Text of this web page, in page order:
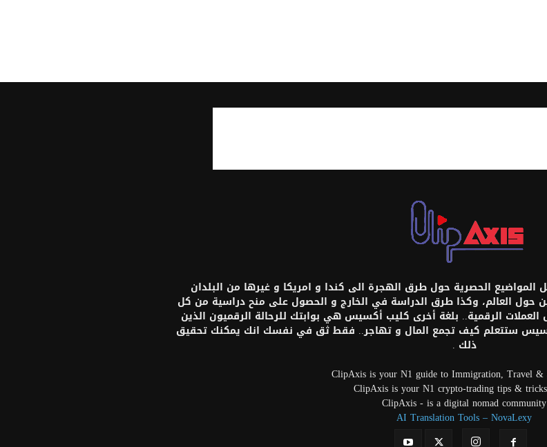
الحصرية حول طرق الهجرة الى كندا و امريكا و غيرها من البلدان
حول العالم، وكذا طرق الدراسة في الخارج و الحصول على منح دراسية من كل
العملات الرقمية.. بلغة أخرى كليب أكسيس هي بوابتك للرحالة الرقميون الذين
ستتعلم كيف تجمع المال و تهاجر.. فقط ثق في نفسك انك يمكنك تحقيق
ذلك .
ClipAxis is your N1 guide to Immigration, Travel &
ClipAxis is your N1 crypto-trading tips &
ClipAxis - is a digital nomad community
AI Translation Tools – NovaLexy